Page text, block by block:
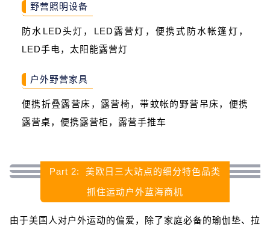
野营照明设备
防水LED头灯，LED露营灯，便携式防水帐篷灯，
LED手电，太阳能露营灯
户外野营家具
便携折叠露营床，露营椅，带蚊帐的野营吊床，便携
露营桌，便携露营柜，露营手推车
Part 2: 美欧日三大站点的细分特色品类
抓住运动户外蓝海商机
由于美国人对户外运动的偏爱，除了家庭必备的瑜伽垫、拉